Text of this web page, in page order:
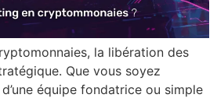
la libération des
Que vous soyez
équipe fondatrice ou simple